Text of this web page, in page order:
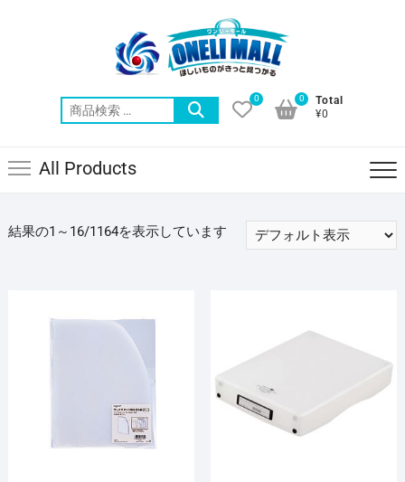
索
0
Total
¥0
0
All Products
結果の1～16/1164を表示しています